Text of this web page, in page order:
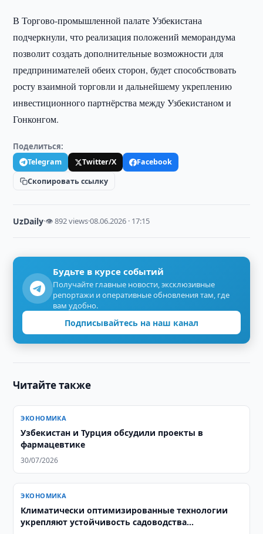
В Торгово-промышленной палате Узбекистана
подчеркнули, что реализация положений меморандума
позволит создать дополнительные возможности для
предпринимателей обеих сторон, будет способствовать
росту взаимной торговли и дальнейшему укреплению
инвестиционного партнёрства между Узбекистаном и
Гонконгом.
Поделиться:
Telegram Twitter/X
Facebook
Скопировать ссылку
UzDaily·👁 892 views·08.06.2026 · 17:15
Будьте в курсе событий
Получайте главные новости, эксклюзивные
репортажи и оперативные обновления там, где
вам удобно.
Подписывайтесь на наш канал
Читайте также
ЭКОНОМИКА
Узбекистан и Турция обсудили проекты в
фармацевтике
30/07/2026
ЭКОНОМИКА
Климатически оптимизированные технологии
укрепляют устойчивость садоводства